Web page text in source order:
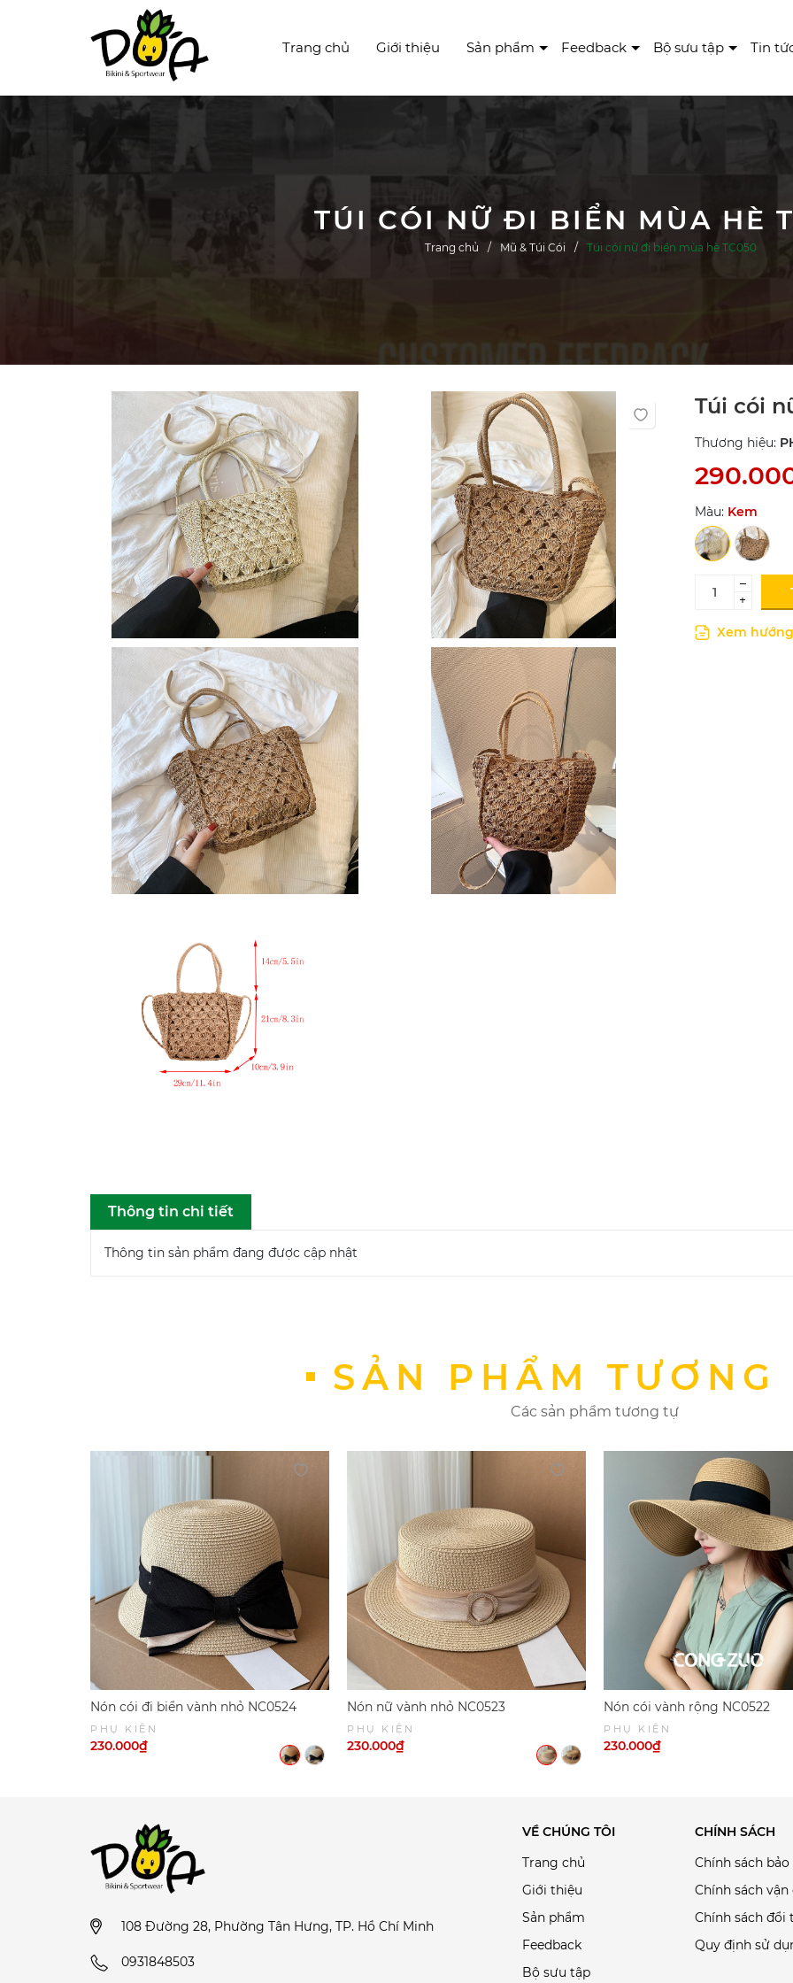
Trang chủ Giới thiệu Sản phẩm Feedback Bộ sưu tập Tin
TÚI CÓI NỮ ĐI BIỂN MÙA HÈ
Trang chủ Mũ & Túi Cói Túi cói nữ đi biển mùa hè TC050
Túi cói
Thương hiệu:
Màu: Kem
–
+
Xem
Thông tin chi tiết
Thông tin sản phẩm đang được cập nhật
SẢN PHẨM TƯƠNG
Các sản phẩm tương tự
Nón cói đi biển vành nhỏ NC0524
PHỤ KIỆN
230.000₫
Nón nữ vành nhỏ NC0523
PHỤ KIỆN
230.000₫
Nón cói vành rộng NC0522
PHỤ KIỆN
230.000₫
108 Đường 28, Phường Tân Hưng, TP. Hồ Chí Minh
0931848503
VỀ CHÚNG TÔI
Trang chủ
Giới thiệu
Sản phẩm
Feedback
Bộ sưu tập
CHÍNH SÁCH
Chính sách
Chính sách vận
Chính sách đổi
Quy định sử